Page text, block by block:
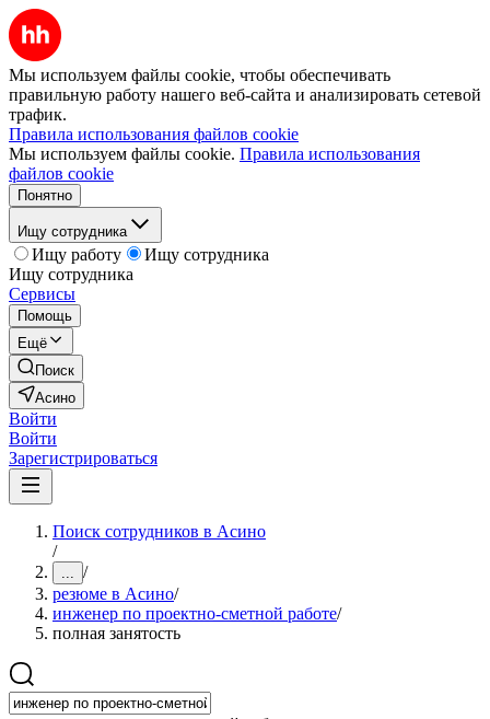
Мы используем файлы cookie, чтобы обеспечивать
правильную работу нашего веб-сайта и анализировать сетевой
трафик.
Правила использования файлов cookie
Мы используем файлы cookie. Правила использования
файлов cookie
Понятно
Ищу сотрудника
Ищу работу
Ищу сотрудника
Ищу сотрудника
Сервисы
Помощь
Ещё
Поиск
Асино
Войти
Войти
Зарегистрироваться
Поиск сотрудников в Асино
/
... /
резюме в Асино/
инженер по проектно-сметной работе/
полная занятость